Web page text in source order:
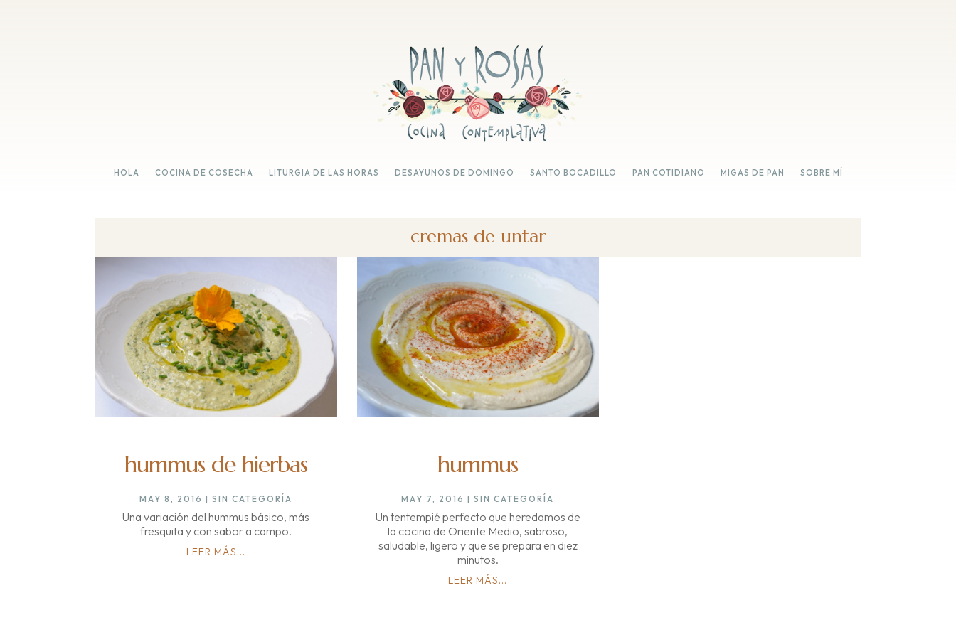
HOLA COCINA DE COSECHA LITURGIA DE LAS HORAS DESAYUNOS DE DOMINGO SANTO BOCADILLO PAN COTIDIANO MIGAS DE PAN SOBRE MÍ
cremas de untar
hummus de hierbas
MAY 8, 2016 |SIN CATEGORÍA
Una variación del hummus básico, más
fresquita y con sabor a campo.
LEER MÁS...
hummus
MAY 7, 2016 |SIN CATEGORÍA
Un tentempié perfecto que heredamos de
la cocina de Oriente Medio, sabroso,
saludable, ligero y que se prepara en diez
minutos.
LEER MÁS...